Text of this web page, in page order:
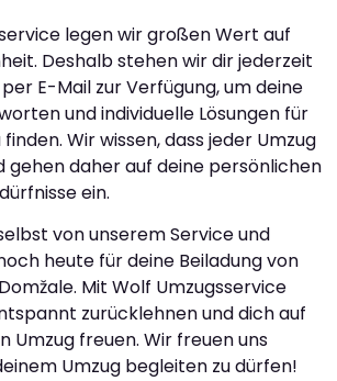
legen wir großen Wert auf
Deshalb stehen wir dir jederzeit
E-Mail zur Verfügung, um deine
und individuelle Lösungen für
Wir wissen, dass jeder Umzug
gehen daher auf deine persönlichen
ein.
von unserem Service und
heute für deine Beiladung von
Mit Wolf Umzugsservice
zurücklehnen und dich auf
Umzug freuen. Wir freuen uns
Umzug begleiten zu dürfen!